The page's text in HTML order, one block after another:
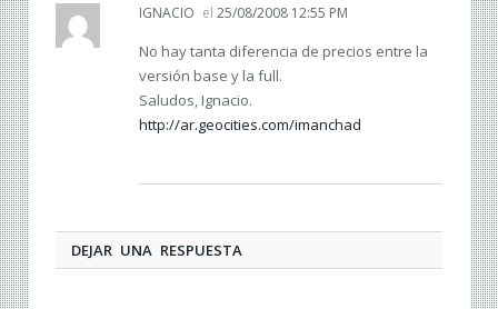
IGNACIO el 25/08/2008 12:55 PM
No hay tanta diferencia de precios entre la
versión base y la full.
Saludos, Ignacio.
http://ar.geocities.com/imanchad
DEJAR UNA RESPUESTA